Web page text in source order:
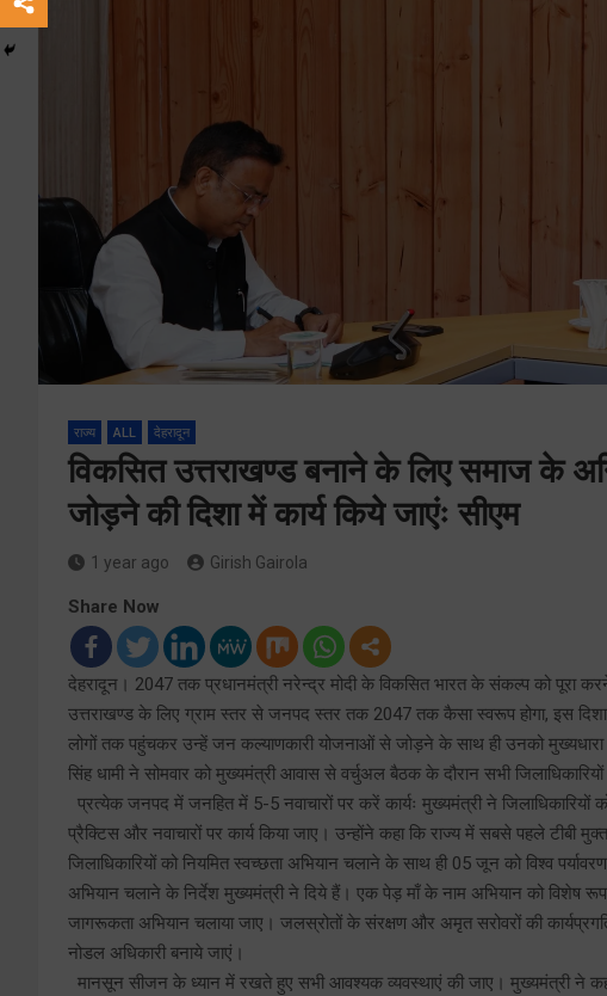
राज्य ALL देहरादून
विकसित उत्तराखण्ड बनाने के लिए समाज के
जोड़ने की दिशा में कार्य किये जाएंः सीएम
1 year ago Girish Gairola
Share Now
देहरादून। 2047 तक प्रधानमंत्री नरेन्द्र मोदी के विकसित भारत के संकल्प को पूरा
उत्तराखण्ड के लिए ग्राम स्तर से जनपद स्तर तक 2047 तक कैसा स्वरूप होगा, इस दिशा
लोगों तक पहुंचकर उन्हें जन कल्याणकारी योजनाओं से जोड़ने के साथ ही उनको मुख्यधारा
सिंह धामी ने सोमवार को मुख्यमंत्री आवास से वर्चुअल बैठक के दौरान सभी जिलाधिकारियों
प्रत्येक जनपद में जनहित में 5-5 नवाचारों पर करें कार्यः मुख्यमंत्री ने
प्रैक्टिस और नवाचारों पर कार्य किया जाए। उन्होंने कहा कि राज्य में सबसे पहले टीबी
जिलाधिकारियों को नियमित स्वच्छता अभियान चलाने के साथ ही 05 जून को विश्व
अभियान चलाने के निर्देश मुख्यमंत्री ने दिये हैं। एक पेड़ माँ के नाम अभियान को विशेष
जागरूकता अभियान चलाया जाए। जलस्रोतों के संरक्षण और अमृत सरोवरों की
नोडल अधिकारी बनाये जाएं।
मानसून सीजन के ध्यान में रखते हुए सभी आवश्यक व्यवस्थाएं की जाए। मुख्यमंत्री ने